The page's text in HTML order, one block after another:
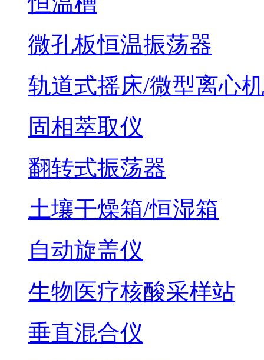
微孔板恒温振荡器
轨道式摇床/微型离心机
固相萃取仪
翻转式振荡器
土壤干燥箱/恒湿箱
自动旋盖仪
生物医疗核酸采样站
垂直混合仪